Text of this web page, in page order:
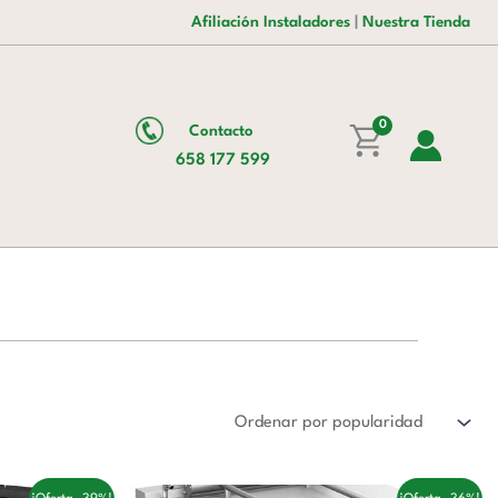
Afiliación Instaladores Nuestra Tienda
Contacto
658 177 599
0
El
El